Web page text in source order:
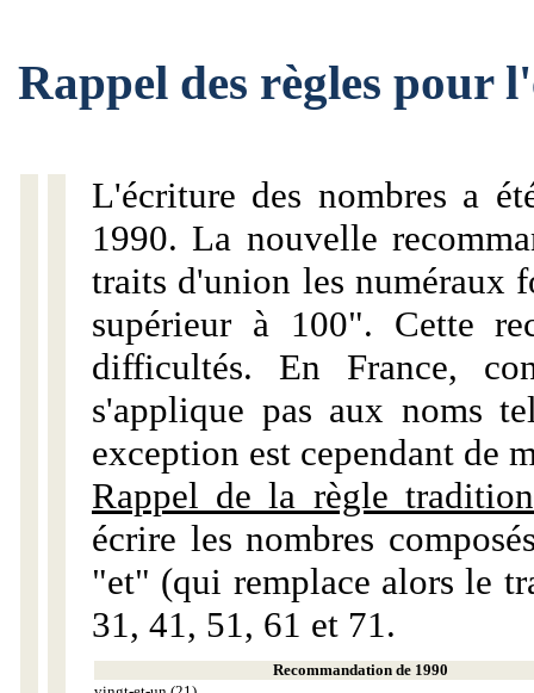
Rappel des règles pour
L'écriture des nombres a
1990. La nouvelle
traits d'union les numéraux
supérieur à 100". Cette
difficultés. En France,
s'applique pas aux noms
exception est cependant de
Rappel de la règle
écrire les nombres
"et" (qui remplace alors le
31, 41, 51, 61 et 71.
Recommandation de 1990